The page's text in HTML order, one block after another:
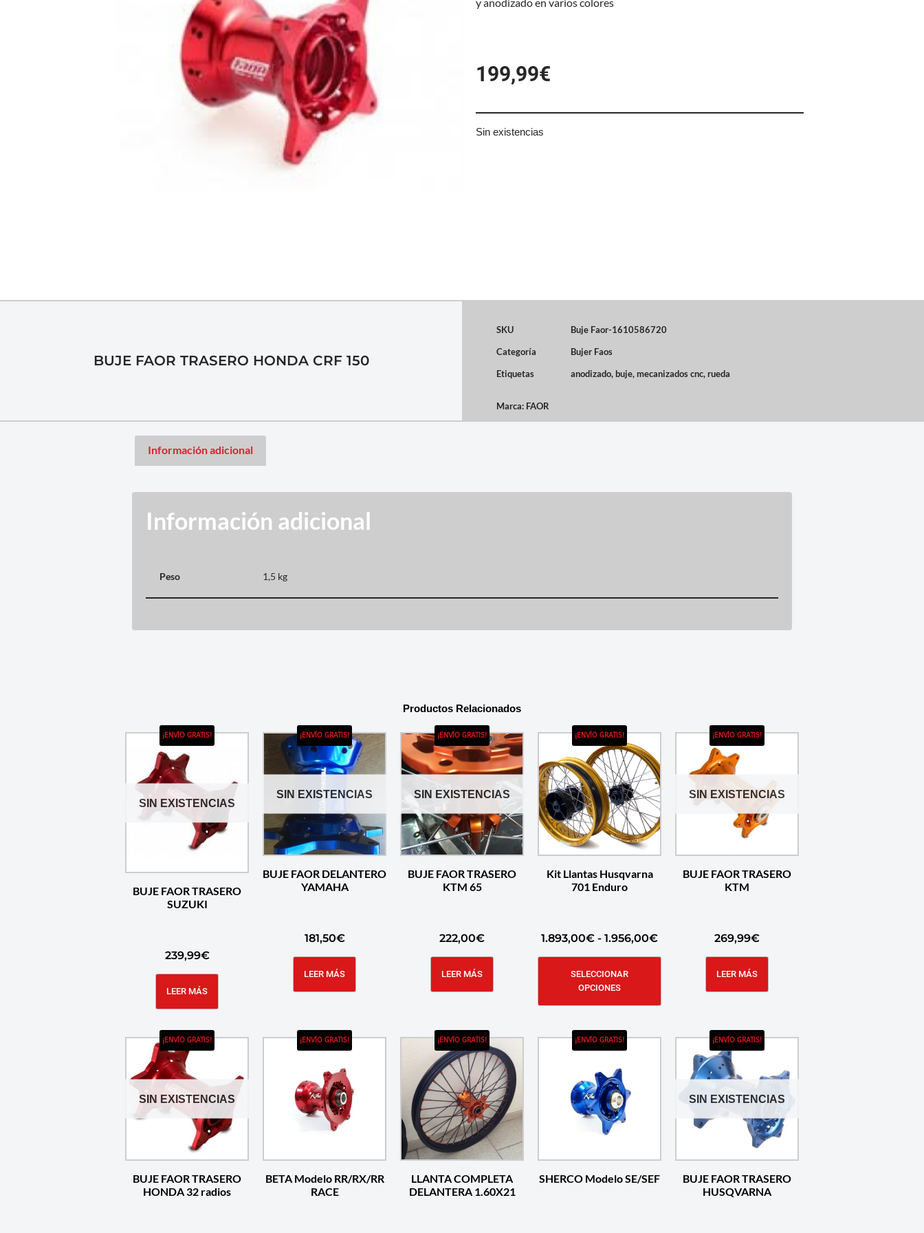
199,99€
Sin existencias
BUJE FAOR TRASERO HONDA CRF 150
SKU
Buje Faor-1610586720
Categoría
Bujer Faos
Etiquetas
anodizado, buje,mecanizados cnc,rueda
Marca: FAOR
Información adicional
Información adicional
Peso 1,5 kg
Productos Relacionados
SIN EXISTENCIAS
¡ENVÍO GRATIS!
BUJE FAOR TRASERO
SUZUKI
239,99€
LEER MÁS
SIN EXISTENCIAS
¡ENVÍO GRATIS!
BUJE FAOR DELANTERO
YAMAHA
181,50€
LEER MÁS
SIN EXISTENCIAS
¡ENVÍO GRATIS!
BUJE FAOR TRASERO
KTM 65
222,00€
LEER MÁS
¡ENVÍO GRATIS!
Kit Llantas Husqvarna
701 Enduro
1.893,00€ - 1.956,00€
SELECCIONAR
OPCIONES
SIN EXISTENCIAS
¡ENVÍO GRATIS!
BUJE FAOR TRASERO
KTM
269,99€
LEER MÁS
SIN EXISTENCIAS
¡ENVÍO GRATIS!
BUJE FAOR TRASERO
HONDA 32 radios
¡ENVÍO GRATIS!
BETA Modelo RR/RX/RR
RACE
¡ENVÍO GRATIS!
LLANTA COMPLETA
DELANTERA 1.60X21
¡ENVÍO GRATIS!
SHERCO Modelo SE/SEF
SIN EXISTENCIAS
¡ENVÍO GRATIS!
BUJE FAOR TRASERO
HUSQVARNA